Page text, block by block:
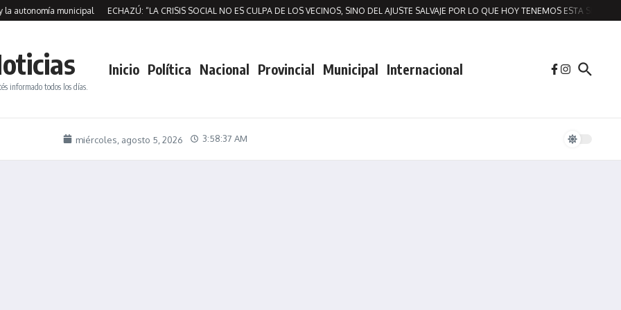
municipal ECHAZÚ: “LA CRISIS SOCIAL NO ES CULPA DE LOS VECINOS, SINO DEL AJUSTE SALVAJE POR LO QUE HOY TENEMOS ESTA SITUACION
informado todos los días.
Inicio Política Nacional Provincial Municipal Internacional
miércoles, agosto 5, 2026 3:58:38 AM